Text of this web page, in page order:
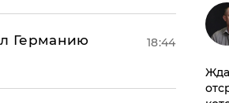
Германию
18:44